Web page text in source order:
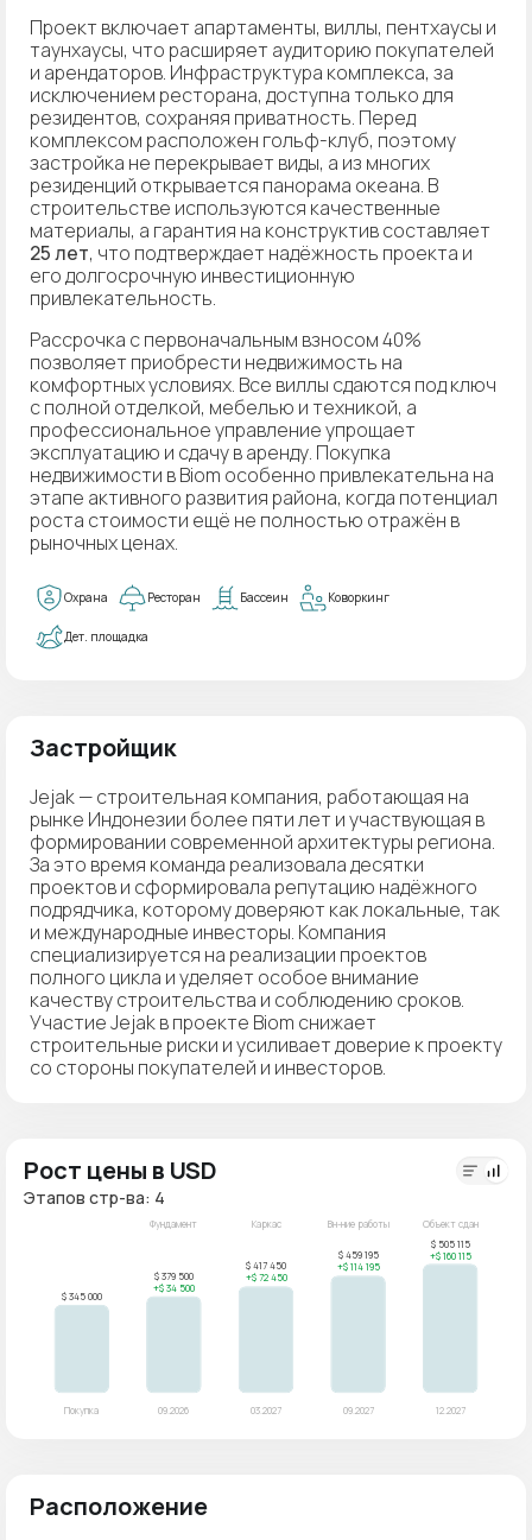
Проект включает апартаменты, виллы, пентхаусы и
таунхаусы, что расширяет аудиторию покупателей
и арендаторов. Инфраструктура комплекса, за
исключением ресторана, доступна только для
резидентов, сохраняя приватность. Перед
комплексом расположен гольф-клуб, поэтому
застройка не перекрывает виды, а из многих
резиденций открывается панорама океана. В
строительстве используются качественные
материалы, а гарантия на конструктив составляет
25 лет, что подтверждает надёжность проекта и
его долгосрочную инвестиционную
привлекательность.
Рассрочка с первоначальным взносом 40%
позволяет приобрести недвижимость на
комфортных условиях. Все виллы сдаются под ключ
с полной отделкой, мебелью и техникой, а
профессиональное управление упрощает
эксплуатацию и сдачу в аренду. Покупка
недвижимости в Biom особенно привлекательна на
этапе активного развития района, когда потенциал
роста стоимости ещё не полностью отражён в
рыночных ценах.
Охрана Ресторан Бассеин Коворкинг
Дет. площадка
Застройщик
Jejak — строительная компания, работающая на
рынке Индонезии более пяти лет и участвующая в
формировании современной архитектуры региона.
За это время команда реализовала десятки
проектов и сформировала репутацию надёжного
подрядчика, которому доверяют как локальные, так
и международные инвесторы. Компания
специализируется на реализации проектов
полного цикла и уделяет особое внимание
качеству строительства и соблюдению сроков.
Участие Jejak в проекте Biom снижает
строительные риски и усиливает доверие к проекту
со стороны покупателей и инвесторов.
Рост цены в USD
Этапов стр-ва: 4
Расположение